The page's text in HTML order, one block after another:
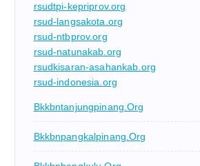
rsudtpi-kepriprov.org
rsud-langsakota.org
rsud-ntbprov.org
rsud-natunakab.org
rsudkisaran-asahankab.org
rsud-indonesia.org
Bkkbntanjungpinang.org
Bkkbnpangkalpinang.org